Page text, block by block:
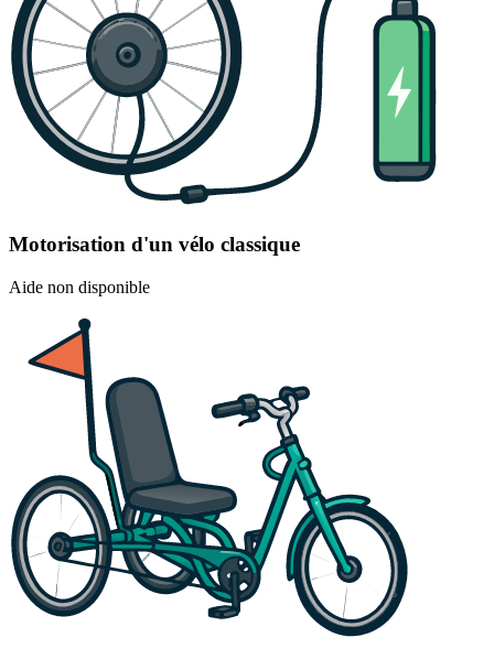
Motorisation d'un vélo classique
Aide non disponible